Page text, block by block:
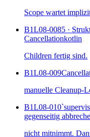
Scope wartet
B1L08-0085 ·
Cancellationkotlin
Children fertig sind.
B1L08-009
manuelle Cleanup-
B1L08-010
gegenseitig
nicht mitnimmt.